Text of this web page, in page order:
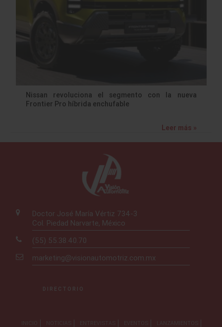
Nissan revoluciona el segmento con la nueva
Frontier Pro híbrida enchufable
Leer más »
Doctor José María Vértiz 734-3
Col. Piedad Narvarte, México
(55) 55.38.40.70
marketing@visionautomotriz.com.mx
DIRECTORIO
INICIO NOTICIAS ENTREVISTAS EVENTOS LANZAMIENTOS